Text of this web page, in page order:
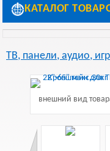
КАТАЛОГ
ТВ, панели, аудио,
внешний вид